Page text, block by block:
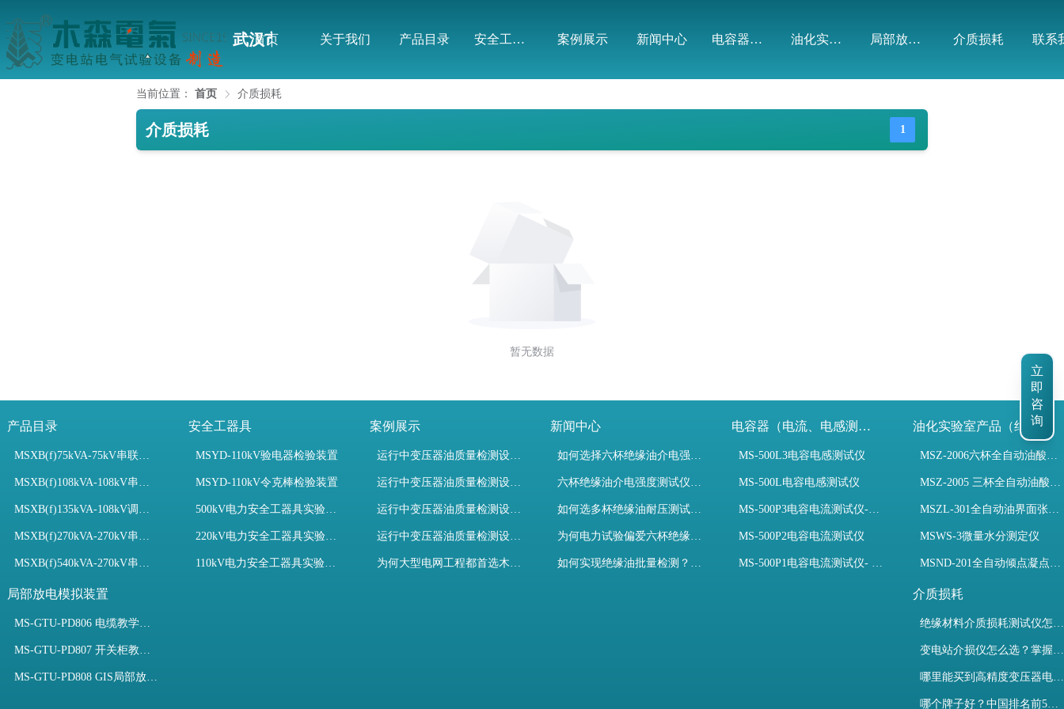
武汉市木森电气有限公司
首页 关于我们 产品目录 安全工器具 案例展示 新闻中心 电容器（电流、电感测试） 油化实验室产品（绝缘油） 局部放电模拟装置 介质损耗 联系
当前位置： 首页 介质损耗
介质损耗 1
暂无数据
产品目录
MSXB(f)75kVA-75kV串联谐振装置
MSXB(f)108kVA-108kV串联谐振试验装置
MSXB(f)135kVA-108kV调频串联谐振试验装置
MSXB(f)270kVA-270kV串联谐振
MSXB(f)540kVA-270kV串联谐振试验装置
安全工器具
MSYD-110kV验电器检验装置
MSYD-110kV令克棒检验装置
500kV电力安全工器具实验室配置
220kV电力安全工器具实验室配置
110kV电力安全工器具实验室配置
案例展示
运行中变压器油质量检测设备有哪些优势？
运行中变压器油质量检测设备如何维护？
运行中变压器油质量检测设备包括哪些？
运行中变压器油质量检测设备如何选型？
为何大型电网工程都首选木森电气成套电力测试设备？
新闻中心
如何选择六杯绝缘油介电强度测试仪提升变压器油检测效率？
六杯绝缘油介电强度测试仪如何选？规程与高效设备解析
如何选多杯绝缘油耐压测试仪？检测标准与选型推荐
为何电力试验偏爱六杯绝缘油介电强度测试仪？设备推荐
如何实现绝缘油批量检测？六杯绝缘油介电强度测试仪选型指南
电容器（电流、电感测试）
MS-500L3电容电感测试仪
MS-500L电容电感测试仪
MS-500P3电容电流测试仪-3PT、两种4PT、1PT连接方式
MS-500P2电容电流测试仪
MS-500P1电容电流测试仪- 支持3PT、4PT、1PT
油化实验室产品（绝缘油）
MSZ-2006六杯全自动油酸值测定仪
MSZ-2005 三杯全自动油酸值测定仪
MSZL-301全自动油界面张力仪
MSWS-3微量水分测定仪
MSND-201全自动倾点凝点测试仪
局部放电模拟装置
MS-GTU-PD806 电缆教学用局部放电模拟装置
MS-GTU-PD807 开关柜教学用局部放电模拟装置
MS-GTU-PD808 GIS局部放电模拟系统
介质损耗
绝缘材料介质损耗测试仪怎么选？看木森电气B端定制如何升级测试效率
变电站介损仪怎么选？掌握采购要点-木森电气
哪里能买到高精度变压器电容量及介损测试仪？快速解决选型难题
哪个牌子好？中国排名前5介质损耗测试仪选型对比快速解决测量难题
立
即
咨